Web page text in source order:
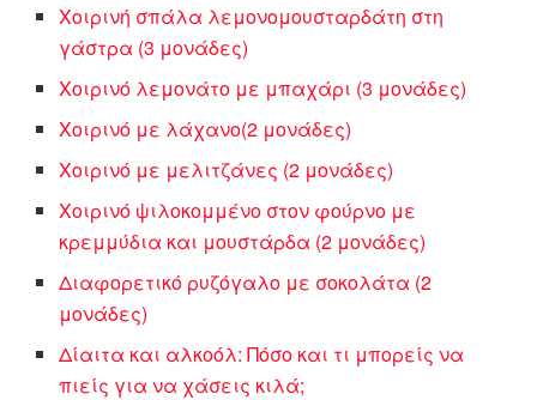
Χοιρινή σπάλα λεμονομουσταρδάτη στη
γάστρα (3 μονάδες)
Χοιρινό λεμονάτο με μπαχάρι (3 μονάδες)
Χοιρινό με λάχανο(2 μονάδες)
Χοιρινό με μελιτζάνες (2 μονάδες)
Χοιρινό ψιλοκομμένο στον φούρνο με
κρεμμύδια και μουστάρδα (2 μονάδες)
Διαφορετικό ρυζόγαλο με σοκολάτα (2
μονάδες)
Δίαιτα και αλκοόλ: Πόσο και τι μπορείς να
πιείς για να χάσεις κιλά;